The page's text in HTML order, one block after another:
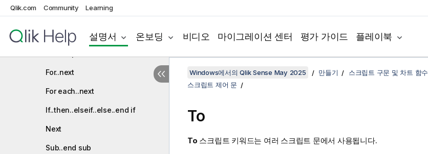
Qlik.com Community Learning
설명서 온보딩 비디오 마이그레이션 센터 평가 가이드 플레이북
End
Exit
For..next
For each..next
If..then..elseif..else..end if
Next
Sub..end sub
Windows에서의 Qlik Sense May 2025 만들기 스크립트 구문 및 차트 함수
스크립트 제어 문
To
To 스크립트 키워드는 여러 스크립트 문에서 사용됩니다.